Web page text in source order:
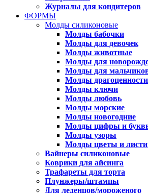
Журналы для кондитеров
ФОРМЫ
Молды силиконовые
Молды бабочки
Молды для девочек
Молды животные
Молды для
Молды для
Молды драгоценности
Молды ключи
Молды любовь
Молды морские
Молды новогодние
Молды цифры и
Молды узоры
Молды цветы и
Вайнеры силиконовые
Коврики для айсинга
Трафареты для торта
Плунжеры/штампы
Для леденцов/мороженого